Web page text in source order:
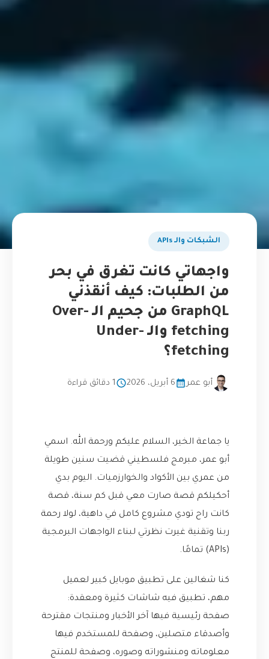
الشبكات والـ APIs
واجهاتي كانت تغرق في بحر
من الطلبات: كيف أنقذني
GraphQL من جحيم الـ Over-
fetching والـ Under-
fetching؟
أبو عمر 6 أبريل، 2026 1 دقائق قراءة
يا جماعة الخير، السلام عليكم ورحمة الله. اسمي
أبو عمر، مبرمج فلسطيني قضيت سنين طويلة
من عمري بين الأكواد والخوارزميات. اليوم بدي
أحكيلكم قصة صارت معي قبل كم سنة، قصة
كانت راح تودي مشروع كامل في داهية، لولا رحمة
ربنا وتقنية غيرت نظرتي لبناء الواجهات البرمجية
(APIs) تمامًا.
كنا شغالين على تطبيق موبايل كبير لعميل
مهم، تطبيق فيه شاشات كثيرة ومعقدة:
صفحة رئيسية فيها آخر الأخبار ومنتجات مقترحة
وأصدقاء متصلين، وصفحة للمستخدم فيها
معلوماته ومنشوراته وصوره، وصفحة للمنتج